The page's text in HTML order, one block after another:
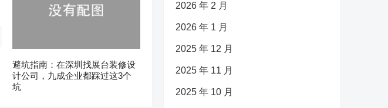
避坑指南：在深圳找展台装修设
计公司，九成企业都踩过这3个
坑
2026 年 2 月
2026 年 1 月
2025 年 12 月
2025 年 11 月
2025 年 10 月